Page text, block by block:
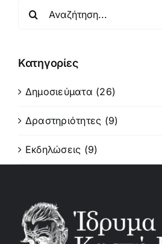
Κατηγορίες
Δημοσιεύματα (26)
Δραστηριότητες (9)
Εκδηλώσεις (9)